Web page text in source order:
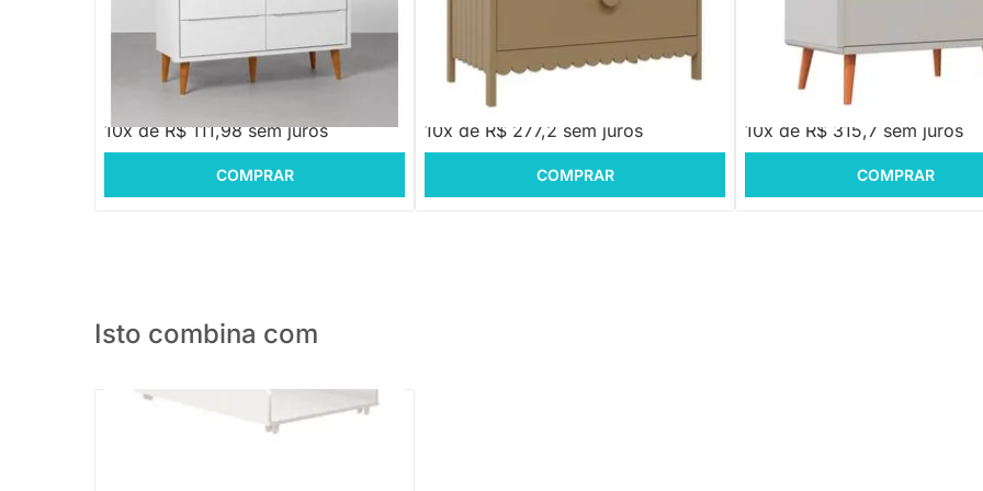
Cômoda Theo 6 Gavetas com Pés Retrô
Mel – Branco
R$ 1.499,88 Economize R$ 380
10x de R$ 111,98 sem juros
COMPRAR
Cômoda Rococó 3 Gavetas - Capuccino
R$ 2.772,00
10x de R$ 277,2 sem juros
COMPRAR
R$ 3.157,00
10x de R$ 315,7 sem juros
COMPRAR
Isto combina com
PRONTA ENTREGA